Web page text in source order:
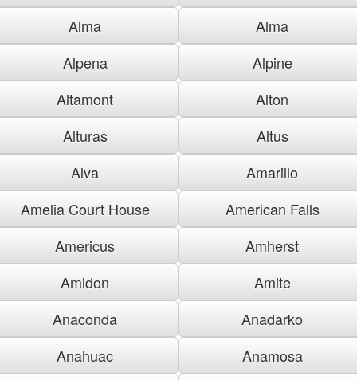
Alma
Alma
Alpena
Alpine
Altamont
Alton
Alturas
Altus
Alva
Amarillo
Amelia Court House
American Falls
Americus
Amherst
Amidon
Amite
Anaconda
Anadarko
Anahuac
Anamosa